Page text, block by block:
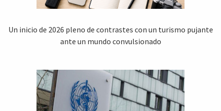
Un inicio de 2026 pleno de contrastes con un turismo pujante
ante un mundo convulsionado